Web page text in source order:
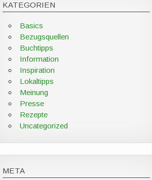
KATEGORIEN
Basics
Bezugsquellen
Buchtipps
Information
Inspiration
Lokaltipps
Meinung
Presse
Rezepte
Uncategorized
META